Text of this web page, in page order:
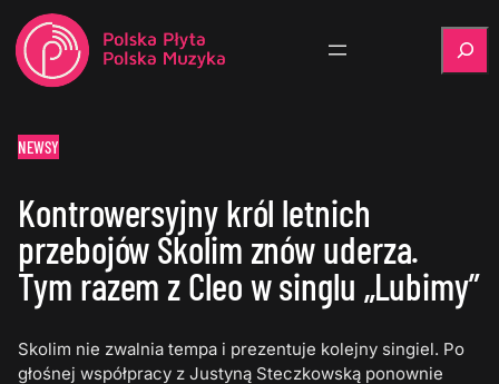
NEWSY
Kontrowersyjny król letnich
przebojów Skolim znów uderza.
Tym razem z Cleo w singlu „Lubimy”
Skolim nie zwalnia tempa i prezentuje kolejny singiel. Po
głośnej współpracy z Justyną Steczkowską ponownie